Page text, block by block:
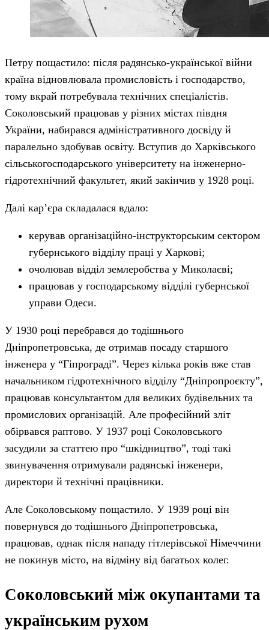
Петру пощастило: після радянсько-української війни
країна відновлювала промисловість і господарство,
тому вкрай потребувала технічних спеціалістів.
Соколовський працював у різних містах півдня
України, набирався адміністративного досвіду й
паралельно здобував освіту. Вступив до Харківського
сільськогосподарського університету на інженерно-
гідротехнічний факультет, який закінчив у 1928 році.
Далі кар’єра складалася вдало:
керував організаційно-інструкторським сектором
губернського відділу праці у Харкові;
очолював відділ землеробства у Миколаєві;
працював у господарському відділі губернської
управи Одеси.
У 1930 році перебрався до тодішнього
Дніпропетровська, де отримав посаду старшого
інженера у “Гіпрограді”. Через кілька років вже став
начальником гідротехнічного відділу “Дніпропроєкту”,
працював консультантом для великих будівельних та
промислових організацій. Але професійний зліт
обірвався раптово. У 1937 році Соколовського
засудили за статтею про “шкідництво”, тоді такі
звинувачення отримували радянські інженери,
директори й технічні працівники.
Але Соколовському пощастило. У 1939 році він
повернувся до тодішнього Дніпропетровська,
працював, однак після нападу гітлерівської Німеччини
не покинув місто, на відміну від багатьох колег.
Соколовський між окупантами та
українським рухом